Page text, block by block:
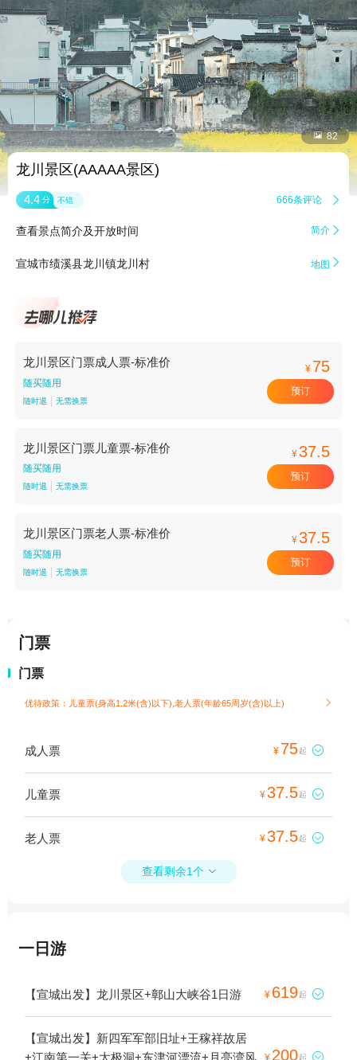
 82
龙川景区(AAAAA景区)
4.4 分 不错 666条评论 
查看景点简介及开放时间 简介 
宣城市绩溪县龙川镇龙川村 地图 
龙川景区门票成人票-标准价
随买随用
随时退 无需换票
¥ 75
预订
龙川景区门票儿童票-标准价
随买随用
随时退 无需换票
¥37.5
预订
龙川景区门票老人票-标准价
随买随用
随时退 无需换票
¥37.5
预订
门票
门票
优待政策：儿童票(身高1.2米(含)以下),老人票(年龄65周岁(含)以上) 
成人票 ¥ 75起 
儿童票 ¥37.5起 
老人票 ¥37.5起 
查看剩余1个 
一日游
【宣城出发】龙川景区+鄣山大峡谷1日游 ¥ 619起 
【宣城出发】新四军军部旧址+王稼祥故居
+江南第一关+太极洞+东津河漂流+月亮湾风
¥ 200起 
